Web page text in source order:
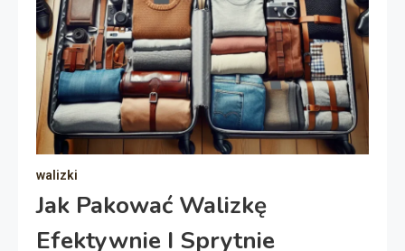
walizki
Jak Pakować Walizkę
Efektywnie I Sprytnie